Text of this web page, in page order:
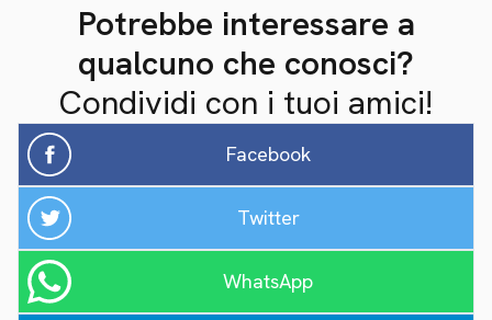
Potrebbe interessare a
qualcuno che conosci?
Condividi con i tuoi amici!
Facebook
Twitter
WhatsApp